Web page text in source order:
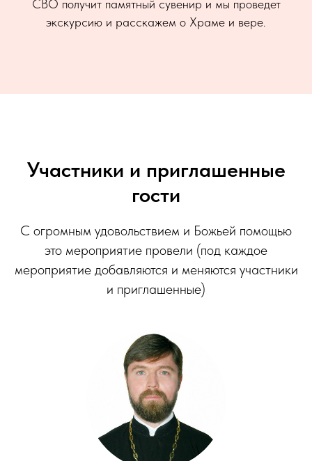
СВО получит памятный сувенир и мы проведет
экскурсию и расскажем о Храме и вере.
Участники и приглашенные
гости
С огромным удовольствием и Божьей помощью
это мероприятие провели (под каждое
мероприятие добавляются и меняются участники
и приглашенные)